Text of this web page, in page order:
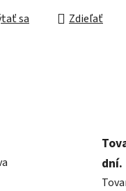
sa Zdieľať
dní.